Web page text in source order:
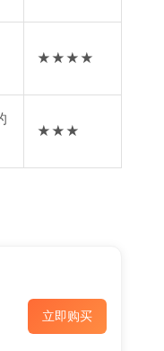
★★★★
★★★
立即购买